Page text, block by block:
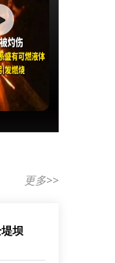
更多>>
坝